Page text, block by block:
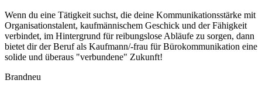
Wenn du eine Tätigkeit suchst, die deine Kommunikationsstärke mit
Organisationstalent, kaufmännischem Geschick und der Fähigkeit
verbindet, im Hintergrund für reibungslose Abläufe zu sorgen, dann
bietet dir der Beruf als Kaufmann/-frau für Bürokommunikation eine
solide und überaus "verbundene" Zukunft!
Brandneu